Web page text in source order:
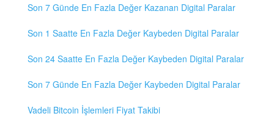
Son 7 Günde En Fazla Değer Kazanan Digital Paralar
Son 1 Saatte En Fazla Değer Kaybeden Digital Paralar
Son 24 Saatte En Fazla Değer Kaybeden Digital Paralar
Son 7 Günde En Fazla Değer Kaybeden Digital Paralar
Vadeli Bitcoin İşlemleri Fiyat Takibi